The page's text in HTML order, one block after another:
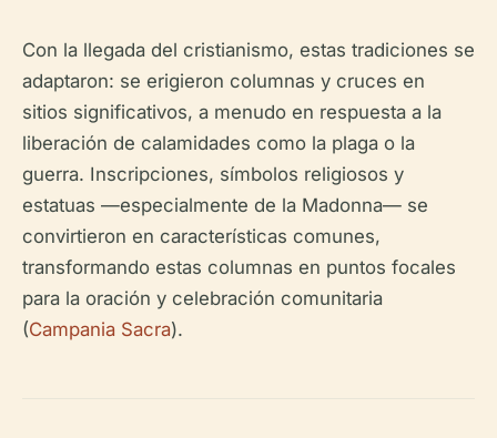
Con la llegada del cristianismo, estas tradiciones se
adaptaron: se erigieron columnas y cruces en
sitios significativos, a menudo en respuesta a la
liberación de calamidades como la plaga o la
guerra. Inscripciones, símbolos religiosos y
estatuas —especialmente de la Madonna— se
convirtieron en características comunes,
transformando estas columnas en puntos focales
para la oración y celebración comunitaria
(Campania Sacra).